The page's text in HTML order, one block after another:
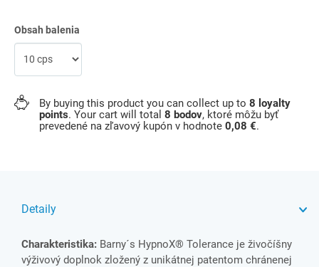
Obsah balenia
By buying this product you can collect up to 8 loyalty
points. Your cart will total 8 bodov, ktoré môžu byť
prevedené na zľavový kupón v hodnote 0,08 €.
Detaily
Charakteristika: Barny´s HypnoX® Tolerance je živočíšny
výživový doplnok zložený z unikátnej patentom chránenej